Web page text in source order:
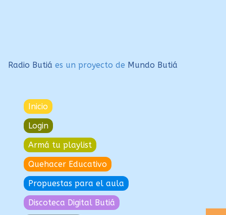
Radio Butiá es un proyecto de Mundo Butiá
Inicio
Login
Armá tu playlist
Quehacer Educativo
Propuestas para el aula
Discoteca Digital Butiá